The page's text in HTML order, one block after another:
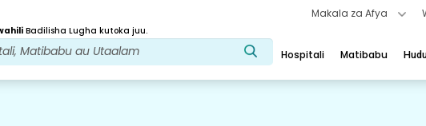
Makala za Afya
Badilisha Lugha kutoka juu.
Hospitali Matibabu